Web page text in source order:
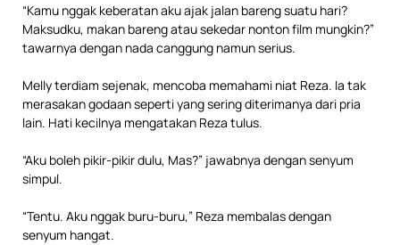
“Kamu nggak keberatan aku ajak jalan bareng suatu hari?
Maksudku, makan bareng atau sekedar nonton film mungkin?”
tawarnya dengan nada canggung namun serius.
Melly terdiam sejenak, mencoba memahami niat Reza. Ia tak
merasakan godaan seperti yang sering diterimanya dari pria
lain. Hati kecilnya mengatakan Reza tulus.
“Aku boleh pikir-pikir dulu, Mas?” jawabnya dengan senyum
simpul.
“Tentu. Aku nggak buru-buru,” Reza membalas dengan
senyum hangat.